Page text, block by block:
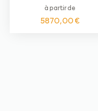
à partir de
5870,00€